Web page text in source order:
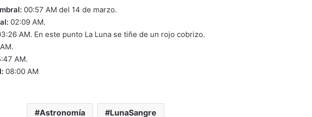
00:57 AM del 14 de marzo.
02:09 AM.
AM. En este punto La Luna se tiñe de un rojo cobrizo.
AM.
08:00 AM
Astronomía LunaSangre